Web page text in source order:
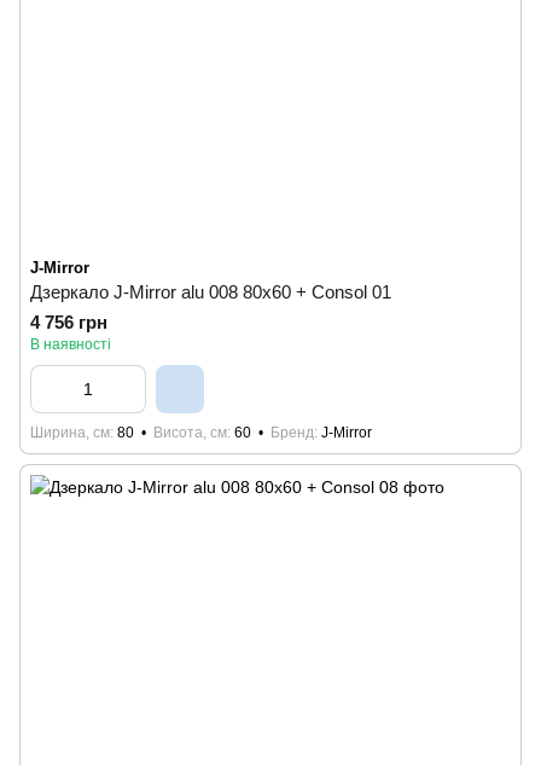
J-Mirror
Дзеркало J-Mirror alu 008 80x60 + Consol 01
4 756 грн
В наявності
Ширина, см 80 Висота, см 60 Бренд J-Mirror